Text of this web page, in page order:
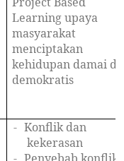
Learning upaya
masyarakat
menciptakan
kehidupan damai
demokratis
- Konflik dan
kekerasan